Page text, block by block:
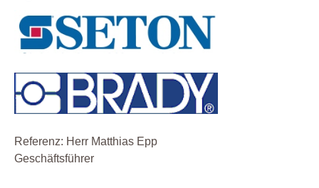
Referenz: Herr Matthias Epp
Geschäftsführer